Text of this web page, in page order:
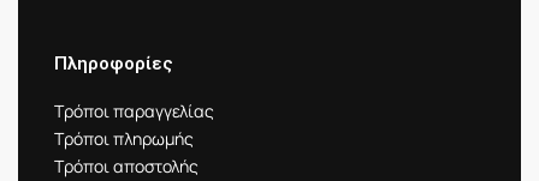
Πληροφορίες
Τρόποι παραγγελίας
Τρόποι πληρωμής
Τρόποι αποστολής